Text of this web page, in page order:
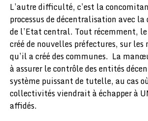
L’autre difficulté, c’est la
processus de décentralisation avec
de l’Etat central. Tout récemment,
créé de nouvelles préfectures, sur les
qu’il a créé des communes. La
à assurer le contrôle des entités
système puissant de tutelle, au cas
collectivités viendrait à échapper à
affidés.